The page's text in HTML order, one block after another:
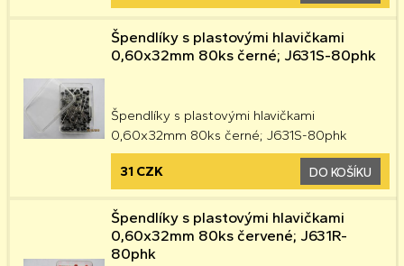
Špendlíky s plastovými hlavičkami
0,60x32mm 80ks černé; J631S-80phk
Špendlíky s plastovými hlavičkami
0,60x32mm 80ks černé; J631S-80phk
31 CZK DO KOŠÍKU
Špendlíky s plastovými hlavičkami
0,60x32mm 80ks červené; J631R-
80phk